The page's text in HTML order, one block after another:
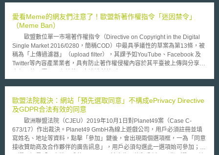
accommodation)，即無障礙建置範疇不包含提供公眾商品與服務的「網
站」，因此業者不須提供具可及性之商品，例如：附字幕影片。法院認為第
影片存貨規格，使其能為身障者所觀看；又Redbox線上影視串流服務僅有
網路通路，依ADA文義解釋，網站亦非屬於公共設施，無提供無障礙建置之
必要。 本案與第一巡迴上訴法院在NAD v. Netflix案見解大相逕庭，該
案以「美國國家聽障人士協會」(National Association of the Deaf, NAD)為
利享受公共設施之設備，不得因殘障而受差別對待。有關網站是否屬於ADA
第三章所稱公共設施，而使得私法人有改善網頁無障礙技術義務，仍有待觀
愛看Meme的網友們注意了！歐盟新著作權指令「迷因禁令」
（Meme Ban）
歐盟數位單一市場著作權指令（Directive on Copyright in the Digital
Single Market 2016/0280，簡稱COD）中最具爭議性的草案為第13條，被
稱為「上傳過濾器」（upload filter），其課予如YouTube、Facebook 及
Twitter等內容產業業者，具有防止著作權侵權內容於其平臺被上傳與分享之
technologies）對所有使用者的上傳內容進行監督與審查，因此又被稱為
平臺。 所謂「謎因（Meme）」在牛津字典被定義為「具幽默本質並可
迅速被複製、散布於網路使用者間，且通常會輕微改作的圖片、影片或文本
is copied and spread rapidly by Internet users, often with slight
variations.）」。不少公開平臺甚至以提供觀看、上傳Meme為主要內容，
如國際知名Meme網站- 9GAG。若該法通過，對這些大量分享二創內容的網
路平臺，將造成全面性的衝擊；此外，也有不少平臺巨頭如YouTube的
歐盟法院裁決：網站「預先選取同意」不構成ePrivacy Directive
及GDPR合法有效的同意
歐洲聯盟法院（CJEU）2019年10月1日對Planet49案（Case C-
673/17）作出裁決。Planet49 GmbH為線上遊戲公司，用戶必須註冊並填
寫姓名、地址等資料，點擊「參加」鍵後，會出現兩個選項框，一為「同意
接收贊助商及合作夥伴的廣告訊息」，用戶必須勾選此一選項始可參加；另